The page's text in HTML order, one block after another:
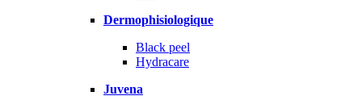
Dermophisiologique
Black peel
Hydracare
Juvena